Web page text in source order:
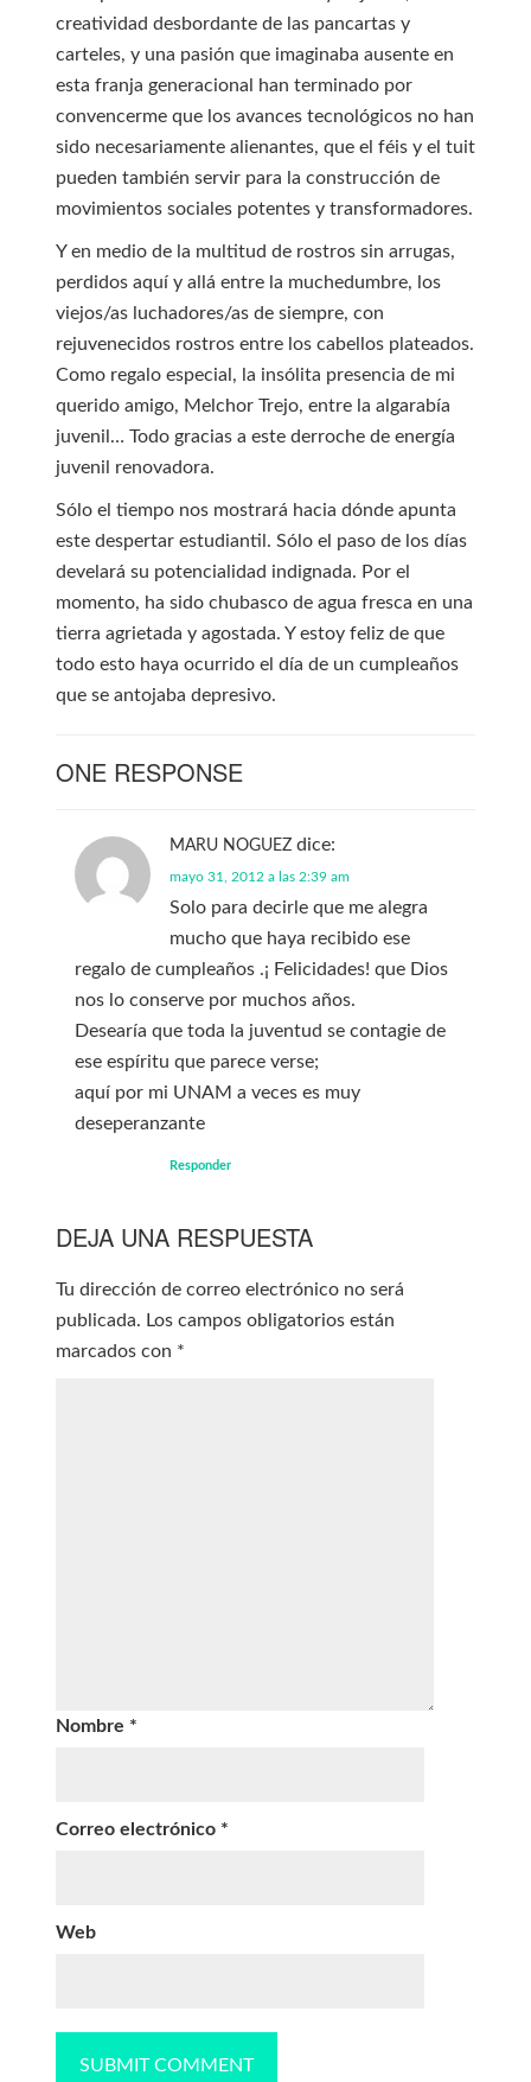
creatividad desbordante de las pancartas y
carteles, y una pasión que imaginaba ausente en
esta franja generacional han terminado por
convencerme que los avances tecnológicos no han
sido necesariamente alienantes, que el féis y el tuit
pueden también servir para la construcción de
movimientos sociales potentes y transformadores.
Y en medio de la multitud de rostros sin arrugas,
perdidos aquí y allá entre la muchedumbre, los
viejos/as luchadores/as de siempre, con
rejuvenecidos rostros entre los cabellos plateados.
Como regalo especial, la insólita presencia de mi
querido amigo, Melchor Trejo, entre la algarabía
juvenil… Todo gracias a este derroche de energía
juvenil renovadora.
Sólo el tiempo nos mostrará hacia dónde apunta
este despertar estudiantil. Sólo el paso de los días
develará su potencialidad indignada. Por el
momento, ha sido chubasco de agua fresca en una
tierra agrietada y agostada. Y estoy feliz de que
todo esto haya ocurrido el día de un cumpleaños
que se antojaba depresivo.
ONE RESPONSE
MARU NOGUEZ dice:
mayo 31, 2012 a las 2:39 am
Solo para decirle que me alegra
mucho que haya recibido ese
regalo de cumpleaños .¡ Felicidades! que Dios
nos lo conserve por muchos años.
Desearía que toda la juventud se contagie de
ese espíritu que parece verse;
aquí por mi UNAM a veces es muy
deseperanzante
Responder
DEJA UNA RESPUESTA
Tu dirección de correo electrónico no será
publicada. Los campos obligatorios están
marcados con *
Nombre *
Correo electrónico *
Web